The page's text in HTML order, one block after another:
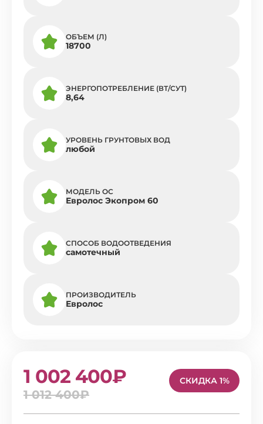
ОБЪЕМ (Л)
18700
ЭНЕРГОПОТРЕБЛЕНИЕ (ВТ/СУТ)
8,64
УРОВЕНЬ ГРУНТОВЫХ ВОД
любой
МОДЕЛЬ ОС
Евролос Экопром 60
СПОСОБ ВОДООТВЕДЕНИЯ
самотечный
ПРОИЗВОДИТЕЛЬ
Евролос
1 002 400₽
1 012 400₽
СКИДКА 1%